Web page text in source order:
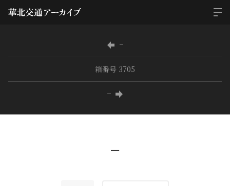
−
箱番号 3705
−
−